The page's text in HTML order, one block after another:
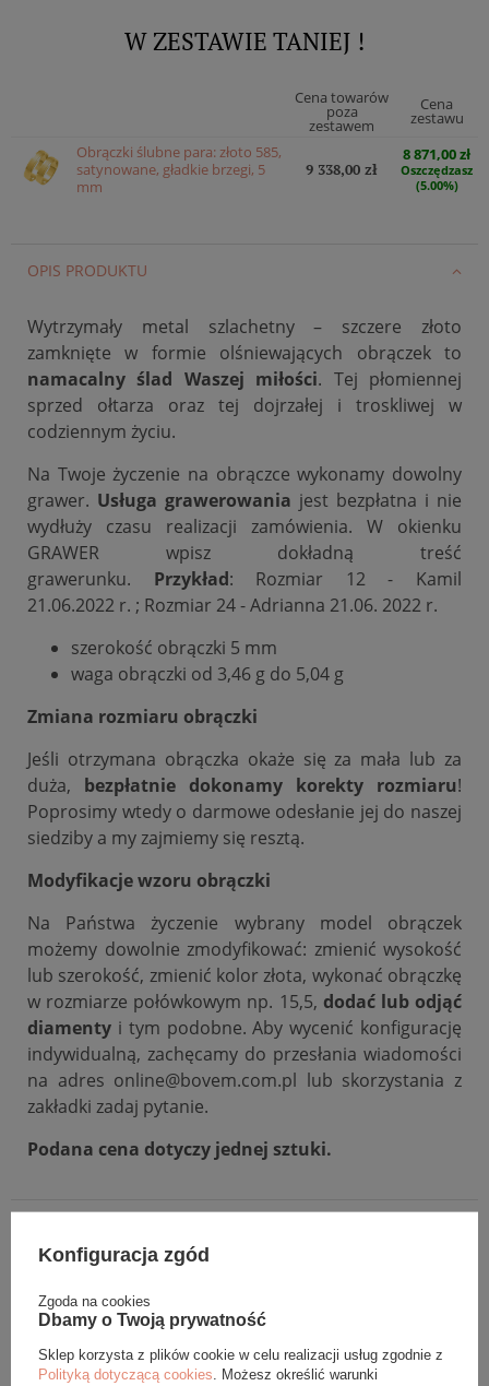
W ZESTAWIE TANIEJ !
Cena towarów
poza
zestawem
Cena
zestawu
Obrączki ślubne para: złoto 585,
satynowane, gładkie brzegi, 5
mm
9 338,00 zł
8 871,00 zł
Oszczędzasz
(5.00%)
OPIS PRODUKTU
Wytrzymały metal szlachetny – szczere złoto
zamknięte w formie olśniewających obrączek to
namacalny ślad Waszej miłości. Tej płomiennej
sprzed ołtarza oraz tej dojrzałej i troskliwej w
codziennym życiu.
Na Twoje życzenie na obrączce wykonamy dowolny
grawer. Usługa grawerowania jest bezpłatna i nie
wydłuży czasu realizacji zamówienia. W okienku
GRAWER wpisz dokładną treść
grawerunku.
Przykład: Rozmiar 12 - Kamil
21.06.2022 r. ; Rozmiar 24 - Adrianna 21.06. 2022 r.
szerokość obrączki 5 mm
waga obrączki od 3,46 g do 5,04 g
Zmiana rozmiaru obrączki
Jeśli otrzymana obrączka okaże się za mała lub za
duża, bezpłatnie dokonamy korekty rozmiaru!
Poprosimy wtedy o darmowe odesłanie jej do naszej
siedziby a my zajmiemy się resztą.
Modyfikacje wzoru obrączki
Na Państwa życzenie wybrany model obrączek
możemy dowolnie zmodyfikować: zmienić wysokość
lub szerokość, zmienić kolor złota, wykonać obrączkę
w rozmiarze połówkowym np. 15,5, dodać lub odjąć
diamenty i tym podobne. Aby wycenić konfigurację
indywidualną, zachęcamy do przesłania wiadomości
na adres online@bovem.com.pl lub skorzystania z
zakładki zadaj pytanie.
Podana cena dotyczy jednej sztuki.
GWARANCJA
Konfiguracja zgód
Zgoda na cookies
Dbamy o Twoją prywatność
Sklep korzysta z plików cookie w celu realizacji usług zgodnie z
Polityką dotyczącą cookies . Możesz określić warunki